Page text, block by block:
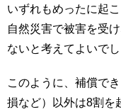
いずれもめったに起
自然災害で被害を受
ないと考えてよいでし
このように、補償で
損など）以外は8割を